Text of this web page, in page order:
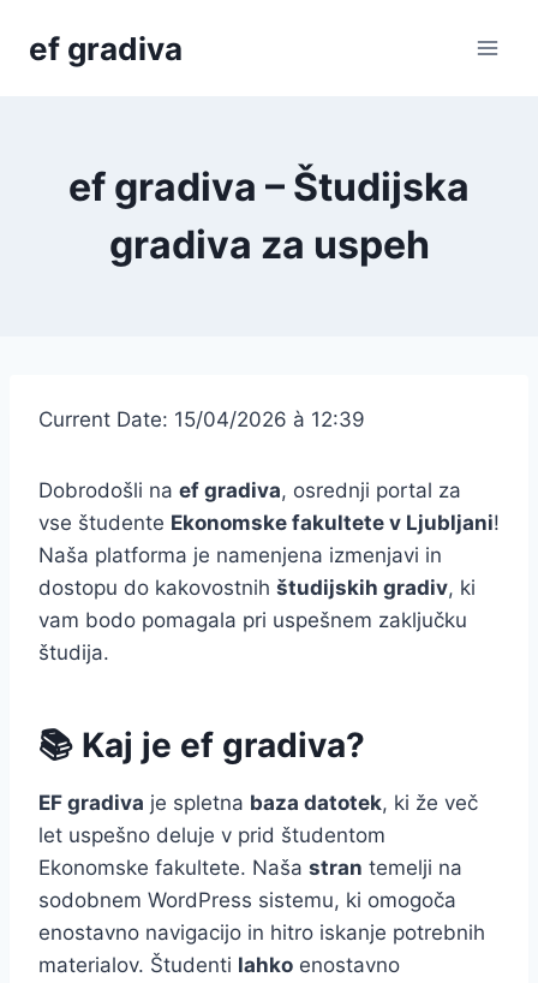
ef gradiva
ef gradiva – Študijska
gradiva za uspeh
Current Date: 15/04/2026 à 12:39
Dobrodošli na ef gradiva, osrednji portal za
vse študente Ekonomske fakultete v Ljubljani!
Naša platforma je namenjena izmenjavi in
dostopu do kakovostnih študijskih gradiv, ki
vam bodo pomagala pri uspešnem zaključku
študija.
📚 Kaj je ef gradiva?
EF gradiva je spletna baza datotek, ki že več
let uspešno deluje v prid študentom
Ekonomske fakultete. Naša stran temelji na
sodobnem WordPress sistemu, ki omogoča
enostavno navigacijo in hitro iskanje potrebnih
materialov. Študenti lahko enostavno